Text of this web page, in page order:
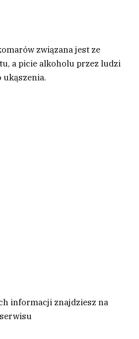
związana jest ze
a picie alkoholu przez ludzi
ukąszenia.
informacji znajdziesz na